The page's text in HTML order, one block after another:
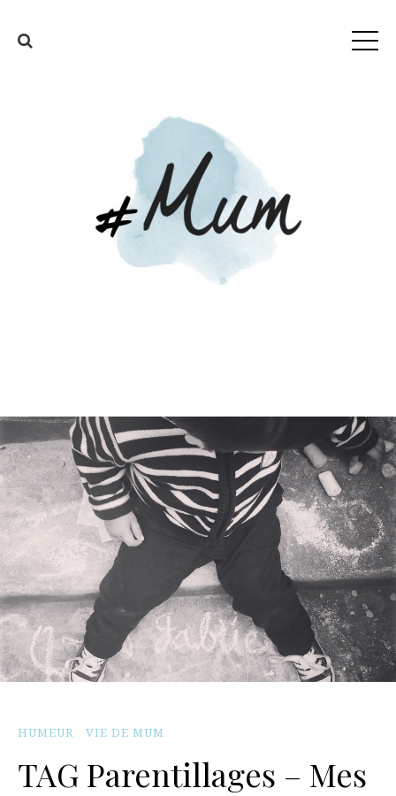
HUMEUR VIE DE MUM
TAG Parentillages – Mes